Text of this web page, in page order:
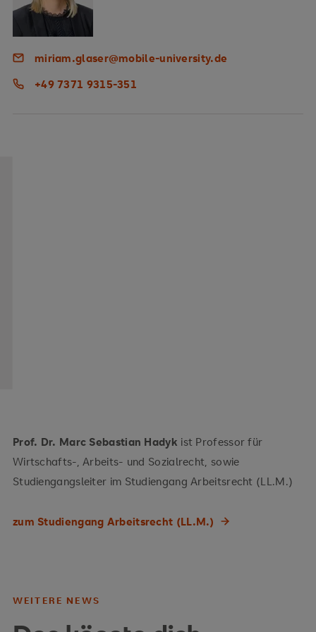
miriam.glaser@mobile-university.de
+49 7371 9315-351
Prof. Dr. Marc Sebastian Hadyk ist Professor für
Wirtschafts-, Arbeits- und Sozialrecht, sowie
Studiengangsleiter im Studiengang Arbeitsrecht (LL.M.)
zum Studiengang Arbeitsrecht (LL.M.)
WEITERE NEWS